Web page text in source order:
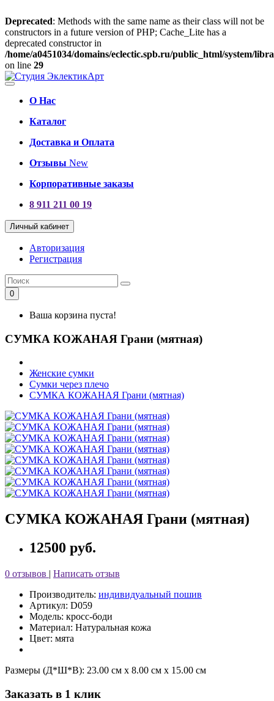
Deprecated: Methods with the same name as their class will not be
constructors in a future version of PHP; Cache_Lite has a
deprecated constructor in
/home/a0451034/domains/eclectic.spb.ru/public_html/system/
on line 29
О Нас
Каталог
Доставка и Оплата
Отзывы New
Корпоративные заказы
8 911 211 00 19
Личный кабинет
Авторизация
Регистрация
0
Ваша корзина пуста!
СУМКА КОЖАНАЯ Грани (мятная)
Женские сумки
Сумки через плечо
СУМКА КОЖАНАЯ Грани (мятная)
СУМКА КОЖАНАЯ Грани (мятная)
12500 руб.
0 отзывов | Написать отзыв
Производитель: индивидуальный пошив
Артикул: D059
Модель: кросс-боди
Материал: Натуральная кожа
Цвет: мята
Размеры (Д*Ш*В): 23.00 см x 8.00 см x 15.00 см
Заказать в 1 клик